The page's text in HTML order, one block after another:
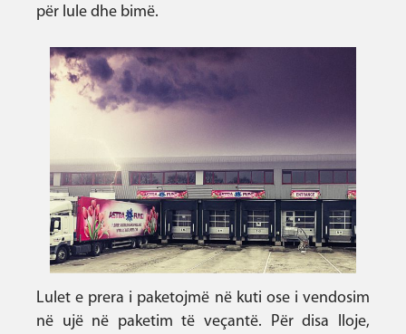
për lule dhe bimë.
Lulet e prera i paketojmë në kuti ose i vendosim
në ujë në paketim të veçantë. Për disa lloje,